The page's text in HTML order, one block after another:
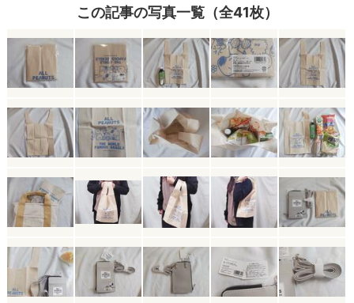
この記事の写真一覧（全41枚）